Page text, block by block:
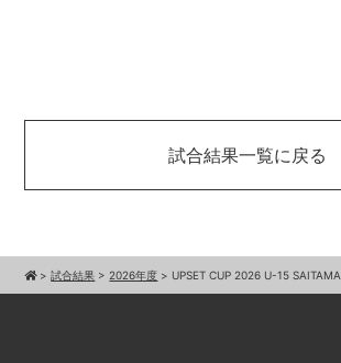
試合結果一覧に戻る
>試合結果 > 2026年度 > UPSET CUP 2026 U-15 SAITAMA